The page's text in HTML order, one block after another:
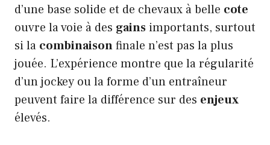
d’une base solide et de chevaux à belle cote
ouvre la voie à des gains importants, surtout
si la combinaisonfinale n’est pas la plus
jouée. L’expérience montre que la régularité
d’un jockey ou la forme d’un entraîneur
peuvent faire la différence sur des enjeux
élevés.